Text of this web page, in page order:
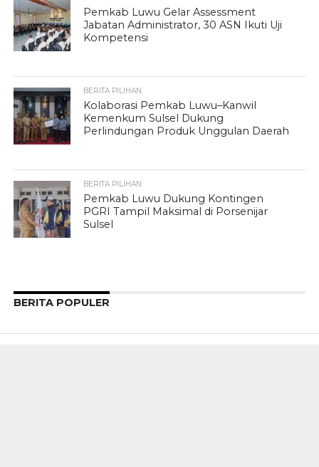
Pemkab Luwu Gelar Assessment
Jabatan Administrator, 30 ASN Ikuti Uji
Kompetensi
BERITA PILIHAN
Kolaborasi Pemkab Luwu–Kanwil
Kemenkum Sulsel Dukung
Perlindungan Produk Unggulan Daerah
BERITA PILIHAN
Pemkab Luwu Dukung Kontingen
PGRI Tampil Maksimal di Porsenijar
Sulsel
BERITA POPULER